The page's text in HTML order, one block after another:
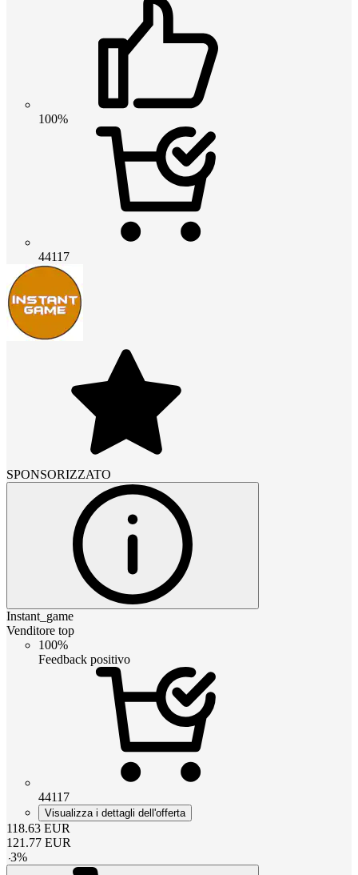
100%
44117
SPONSORIZZATO
Instant_game
Venditore top
100%
Feedback positivo
44117
Visualizza i dettagli dell'offerta
118.63 EUR
121.77 EUR
-3%